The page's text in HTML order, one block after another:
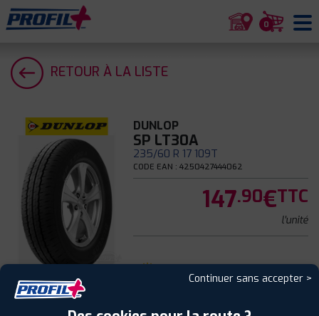
0
RETOUR À LA LISTE
DUNLOP
SP LT30A
235/60 R 17 109T
CODE EAN : 4250427444062
147.90€TTC
l'unité
Continuer sans accepter >